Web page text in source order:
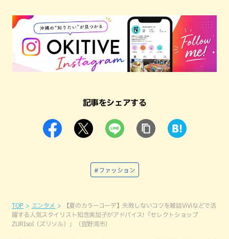
記事をシェアする
#ファッション
TOP エンタメ
【夏のカラーコーデ】失敗しないコツを雑誌ViViなどで活
躍する人気スタイリスト知念美加子がアドバイス!「セレクトショップ
ZURIsol（ズリソル）」（宜野湾市）